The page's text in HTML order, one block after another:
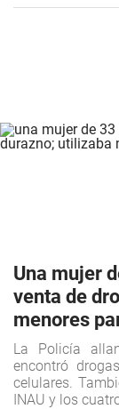
Una mujer
venta de
menores
La Policía
encontró
celulares.
INAU y los